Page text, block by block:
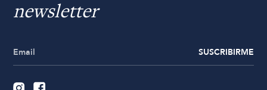
newsletter
SUSCRIBIRME